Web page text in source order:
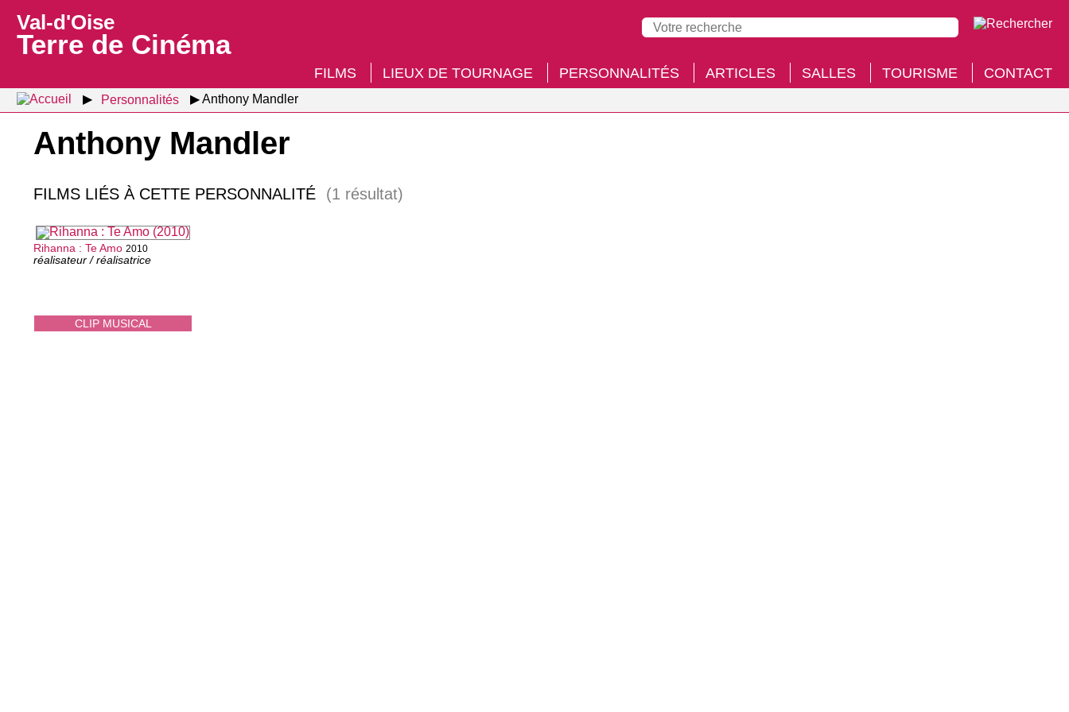
Val-d'Oise
Terre de Cinéma
FILMS LIEUX DE TOURNAGE PERSONNALITÉS ARTICLES SALLES TOURISME CONTACT
Personnalités Anthony Mandler
Anthony Mandler
FILMS LIÉS À CETTE PERSONNALITÉ (1 résultat)
CLIP MUSICAL
Rihanna : Te Amo 2010
réalisateur / réalisatrice